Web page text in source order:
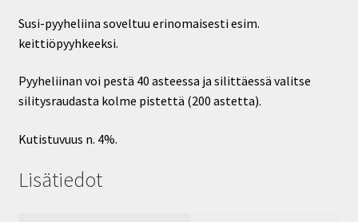
Susi-pyyheliina soveltuu erinomaisesti esim.
keittiöpyyhkeeksi.
Pyyheliinan voi pestä 40 asteessa ja silittäessä valitse
silitysraudasta kolme pistettä (200 astetta).
Kutistuvuus n. 4%.
Lisätiedot